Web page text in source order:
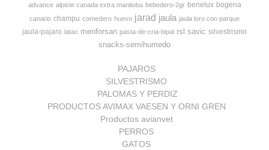
advance alpiste canada extra manitoba bebedero-2gr benelux bogena
canario champu comedero huevo jarad jaula jaula loro con parque
jaula-pajaro latac menforsan pasta-de-cria-bipal rsl savic silvestrismo
snacks-semihumedo
PAJAROS
SILVESTRISMO
PALOMAS Y PERDIZ
PRODUCTOS AVIMAX VAESEN Y ORNI GREN
Productos avianvet
PERROS
GATOS